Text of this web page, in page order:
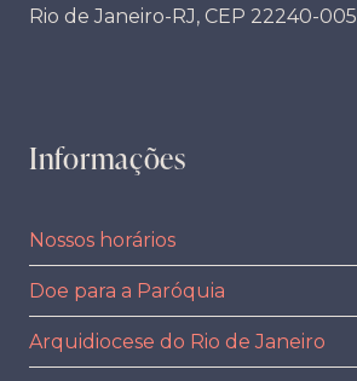
Rio de Janeiro-RJ, CEP 22240-005
Informações
Nossos horários
Doe para a Paróquia
Arquidiocese do Rio de Janeiro